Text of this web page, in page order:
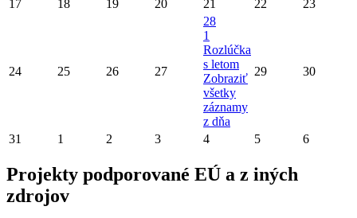
17 18 19 20 21 22 23
24 25 26 27
28
1
Rozlúčka
s letom
Zobraziť
všetky
záznamy
z dňa
29 30
31 1 2 3 4 5 6
Projekty podporované EÚ a z iných
zdrojov